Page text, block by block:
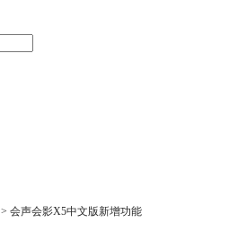
> 会声会影X5中文版新增功能